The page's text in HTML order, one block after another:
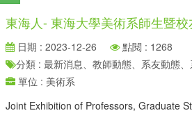
東海人- 東海大學美術系師生暨校
日期 : 2023-12-26
點閱 : 1268
分類 : 最新消息、教師動態、系友動態、
單位 : 美術系
Joint Exhibition of Professors, Graduate